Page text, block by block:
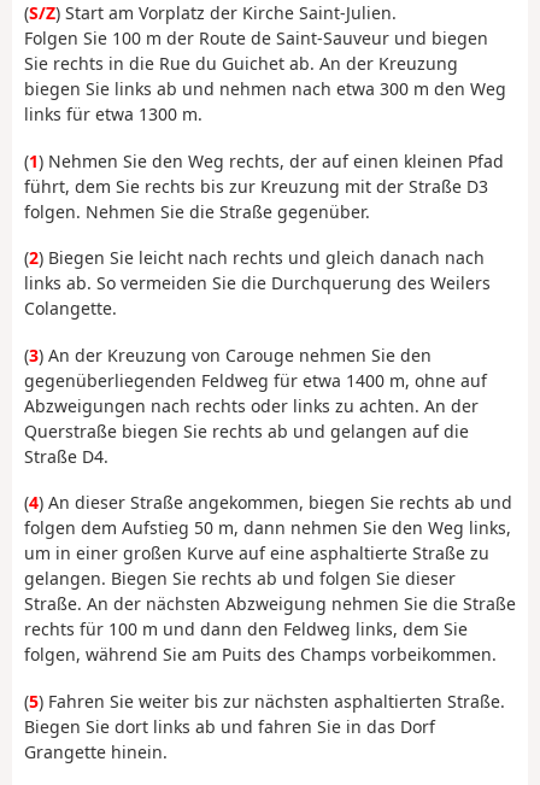
(S/Z) Start am Vorplatz der Kirche Saint-Julien.
Folgen Sie 100 m der Route de Saint-Sauveur und biegen
Sie rechts in die Rue du Guichet ab. An der Kreuzung
biegen Sie links ab und nehmen nach etwa 300 m den Weg
links für etwa 1300 m.
(1) Nehmen Sie den Weg rechts, der auf einen kleinen Pfad
führt, dem Sie rechts bis zur Kreuzung mit der Straße D3
folgen. Nehmen Sie die Straße gegenüber.
(2) Biegen Sie leicht nach rechts und gleich danach nach
links ab. So vermeiden Sie die Durchquerung des Weilers
Colangette.
(3) An der Kreuzung von Carouge nehmen Sie den
gegenüberliegenden Feldweg für etwa 1400 m, ohne auf
Abzweigungen nach rechts oder links zu achten. An der
Querstraße biegen Sie rechts ab und gelangen auf die
Straße D4.
(4) An dieser Straße angekommen, biegen Sie rechts ab und
folgen dem Aufstieg 50 m, dann nehmen Sie den Weg links,
um in einer großen Kurve auf eine asphaltierte Straße zu
gelangen. Biegen Sie rechts ab und folgen Sie dieser
Straße. An der nächsten Abzweigung nehmen Sie die Straße
rechts für 100 m und dann den Feldweg links, dem Sie
folgen, während Sie am Puits des Champs vorbeikommen.
(5) Fahren Sie weiter bis zur nächsten asphaltierten Straße.
Biegen Sie dort links ab und fahren Sie in das Dorf
Grangette hinein.